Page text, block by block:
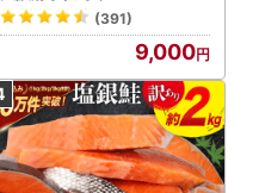
(391)
9,000